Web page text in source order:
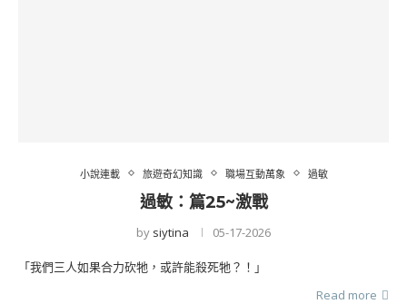
小說連載 旅遊奇幻知識 職場互動萬象 過敏
過敏：篇25~激戰
by siytina 05-17-2026
「我們三人如果合力砍牠，或許能殺死牠？！」
Read more